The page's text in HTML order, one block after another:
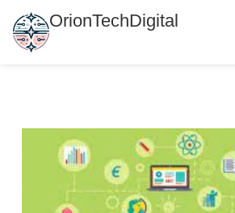
OrionTechDigital